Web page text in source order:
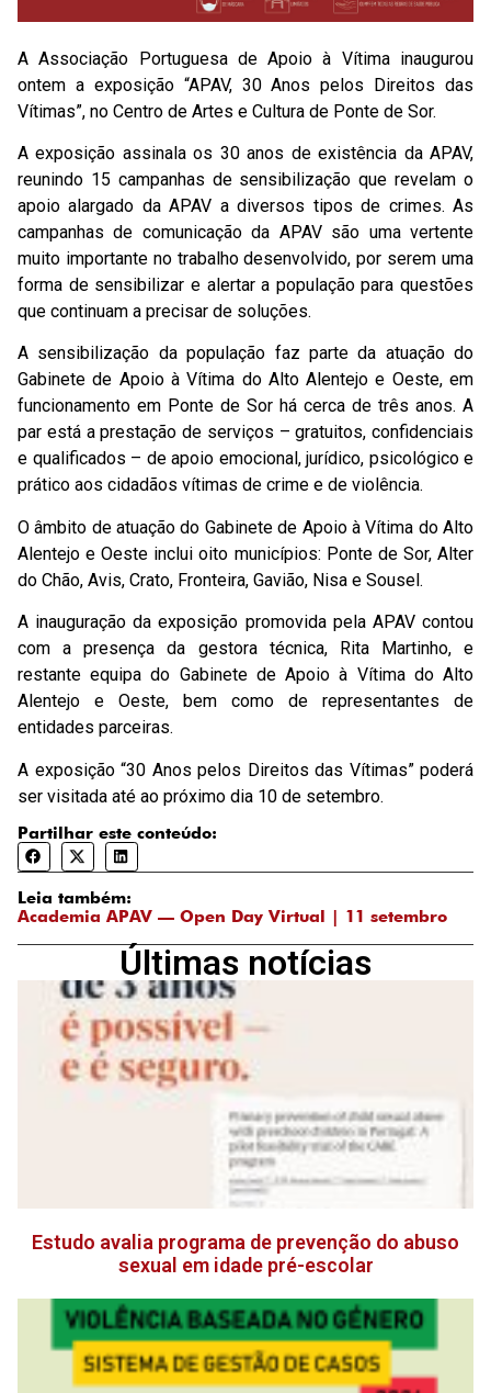
A Associação Portuguesa de Apoio à Vítima inaugurou
ontem a exposição “APAV, 30 Anos pelos Direitos das
Vítimas”, no Centro de Artes e Cultura de Ponte de Sor.
A exposição assinala os 30 anos de existência da APAV,
reunindo 15 campanhas de sensibilização que revelam o
apoio alargado da APAV a diversos tipos de crimes. As
campanhas de comunicação da APAV são uma vertente
muito importante no trabalho desenvolvido, por serem uma
forma de sensibilizar e alertar a população para questões
que continuam a precisar de soluções.
A sensibilização da população faz parte da atuação do
Gabinete de Apoio à Vítima do Alto Alentejo e Oeste, em
funcionamento em Ponte de Sor há cerca de três anos. A
par está a prestação de serviços – gratuitos, confidenciais
e qualificados – de apoio emocional, jurídico, psicológico e
prático aos cidadãos vítimas de crime e de violência.
O âmbito de atuação do Gabinete de Apoio à Vítima do Alto
Alentejo e Oeste inclui oito municípios: Ponte de Sor, Alter
do Chão, Avis, Crato, Fronteira, Gavião, Nisa e Sousel.
A inauguração da exposição promovida pela APAV contou
com a presença da gestora técnica, Rita Martinho, e
restante equipa do Gabinete de Apoio à Vítima do Alto
Alentejo e Oeste, bem como de representantes de
entidades parceiras.
A exposição “30 Anos pelos Direitos das Vítimas” poderá
ser visitada até ao próximo dia 10 de setembro.
Partilhar este conteúdo:
Leia também:
Academia APAV — Open Day Virtual | 11 setembro
Últimas notícias
Estudo avalia programa de prevenção do abuso
sexual em idade pré-escolar